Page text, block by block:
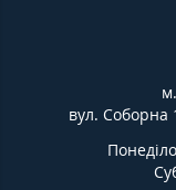
вул. Соборна